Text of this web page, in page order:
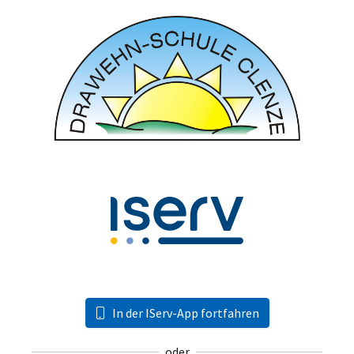
In der IServ-App fortfahren